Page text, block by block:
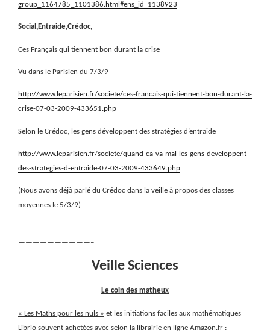
group_1164785_1101386.html#ens_id=1138923
Social,Entraide,Crédoc,
Ces Français qui tiennent bon durant la crise
Vu dans le Parisien du 7/3/9
http://www.leparisien.fr/societe/ces-francais-qui-tiennent-bon-durant-la-
crise-07-03-2009-433651.php
Selon le Crédoc, les gens développent des stratégies d’entraide
http://www.leparisien.fr/societe/quand-ca-va-mal-les-gens-developpent-
des-strategies-d-entraide-07-03-2009-433649.php
(Nous avons déjà parlé du Crédoc dans la veille à propos des classes
moyennes le 5/3/9)
————————————————————————————————
——————————–
Veille Sciences
Le coin des matheux
« Les Maths pour les nuls » et les initiations faciles aux mathématiques
Librio souvent achetées avec selon la librairie en ligne Amazon.fr :